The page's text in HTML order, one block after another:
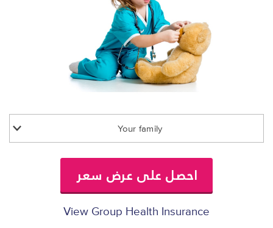
Your family
احصل على عرض سعر
View Group Health Insurance